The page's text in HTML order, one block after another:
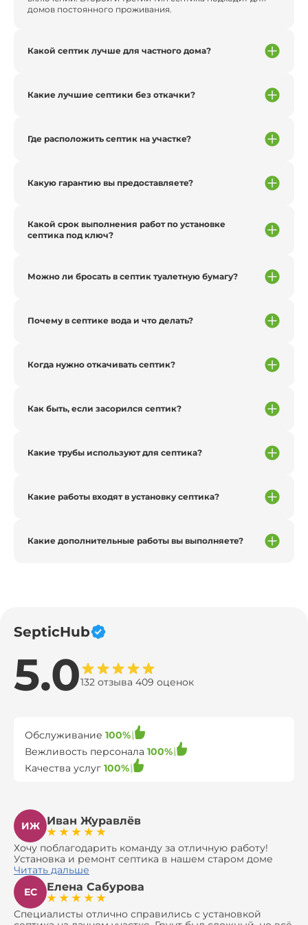
домов постоянного проживания.
Какой септик лучше для частного дома?
Какие лучшие септики без откачки?
Где расположить септик на участке?
Какую гарантию вы предоставляете?
Какой срок выполнения работ по установке
септика под ключ?
Можно ли бросать в септик туалетную бумагу?
Почему в септике вода и что делать?
Когда нужно откачивать септик?
Как быть, если засорился септик?
Какие трубы используют для септика?
Какие работы входят в установку септика?
Какие дополнительные работы вы выполняете?
SepticHub
5.0132 отзыва 409 оценок
Обслуживание 100%
Вежливость персонала 100%
Качества услуг 100%
ИЖ Иван Журавлёв
Хочу поблагодарить команду за отличную работу!
Установка и ремонт септика в нашем старом доме
оказались сложной задачей, но ребята справились на
все 100%. Всё сделали аккуратно и профессионально.
Давали полезные рекомендации, не пытались
навязать ничего лишнего, помогли с выбором и
доставкой материалов, что позволило нам
Читать дальше
ЕС
Елена Сабурова
Специалисты отлично справились с установкой